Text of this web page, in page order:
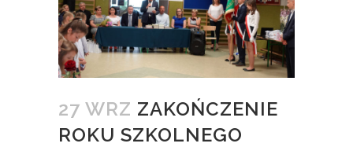
27 WRZ ZAKOŃCZENIE
ROKU SZKOLNEGO